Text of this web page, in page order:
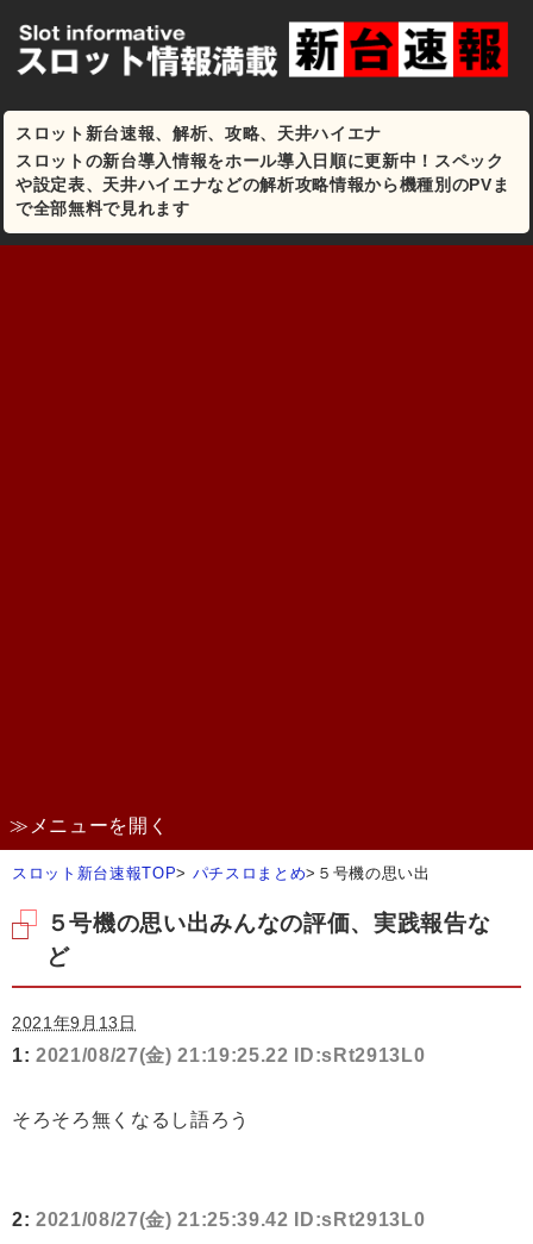
スロット新台速報、解析、攻略、天井ハイエナ
スロットの新台導入情報をホール導入日順に更新中！スペック
や設定表、天井ハイエナなどの解析攻略情報から機種別のPVま
で全部無料で見れます
≫メニューを開く
スロット新台速報TOP> パチスロまとめ> ５号機の思い出
５号機の思い出みんなの評価、実践報告な
ど
2021年9月13日
1: 2021/08/27(金) 21:19:25.22 ID:sRt2913L0
そろそろ無くなるし語ろう
2: 2021/08/27(金) 21:25:39.42 ID:sRt2913L0